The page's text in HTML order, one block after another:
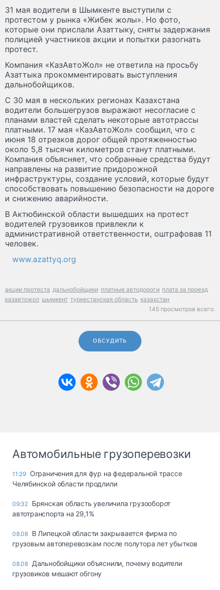
31 мая водители в Шымкенте выступили с
протестом у рынка «Жибек жолы». Но фото,
которые они прислали Азаттыку, сняты задержания
полицией участников акции и попытки разогнать
протест.
Компания «КазАвтоЖол» не ответила на просьбу
Азаттыка прокомментировать выступления
дальнобойщиков.
С 30 мая в нескольких регионах Казахстана
водители большегрузов выражают несогласие с
планами властей сделать некоторые автотрассы
платными. 17 мая «КазАвтоЖол» сообщил, что с
июня 18 отрезков дорог общей протяженностью
около 5,8 тысячи километров станут платными.
Компания объясняет, что собранные средства будут
направлены на развитие придорожной
инфраструктуры, создание условий, которые будут
способствовать повышению безопасности на дороге
и снижению аварийности.
В Актюбинской области вышедших на протест
водителей грузовиков привлекли к
административной ответственности, оштрафовав 11
человек.
www.azattyq.org
акции протеста дальнобойщики платные автодороги плата за проезд
казавтожол шымкент туркестанская область казахстан
145 просмотров всего.
ОБСУДИТЬ
Автомобильные грузоперевозки
11:29 Ограничения для фур на федеральной трассе
Челябинской области продлили
09:32 Брянская область увеличила грузооборот
автотранспорта на 29,1%
08.08 В Липецкой области закрывается фирма по
грузовым автоперевозкам после полутора лет убытков
08.08 Дальнобойщики объяснили, почему водители
грузовиков мешают обгону